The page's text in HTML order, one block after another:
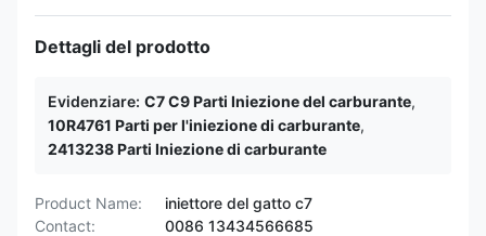
Dettagli del prodotto
Evidenziare: C7 C9 Parti Iniezione del carburante,
10R4761 Parti per l'iniezione di carburante,
2413238 Parti Iniezione di carburante
Product Name:
iniettore del gatto c7
Contact:
0086 13434566685